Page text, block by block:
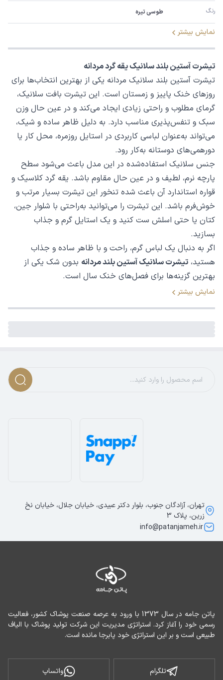
رنگ طوسی تیره
نمایش بیشتر
تیشرت آستین بلند سلانیک یقه گرد مردانه
تیشرت آستین بلند سلانیک مردانه یکی از بهترین انتخاب‌ها برای
روزهای خنک پاییز و زمستان است. این تیشرت بافت سلانیک،
گرمای مطلوب و راحتی زیادی ایجاد می‌کند و در عین حال وزن
سبک و تنفس‌پذیری مناسب دارد. به دلیل ظاهر ساده و شیک،
می‌تواند به‌عنوان لباسی کاربردی در استایل روزمره، محل کار یا
دورهمی‌های دوستانه به‌کار رود.
جنس سلانیک استفاده‌شده در این مدل باعث می‌شود سطح
پارچه نرم، لطیف و در عین حال مقاوم باشد. یقه گرد کلاسیک و
قواره استاندارد آن باعث شده تنخور این تیشرت بسیار مرتب و
خوش‌فرم باشد. این تیشرت را می‌توانید به‌راحتی با شلوار جین،
کتان یا حتی اسلش ست کنید و یک استایل گرم و جذاب
بسازید.
اگر به دنبال یک لباس گرم، راحت و با ظاهر ساده و جذاب
هستید، تیشرت سلانیک آستین بلند مردانه بدون شک یکی از
بهترین گزینه‌ها برای فصل‌های خنک سال است.
نمایش بیشتر
طبیعی است و بر این استراتژی خود پابرجا مانده است.
تلگرام واتساپ
تهران، آزادگان جنوب، بلوار دکتر عبیدی، خیابان جلال، خیابان نخ
زرین، پلاک 3
info@patanjameh.ir